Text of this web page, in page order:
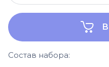
Состав набора: